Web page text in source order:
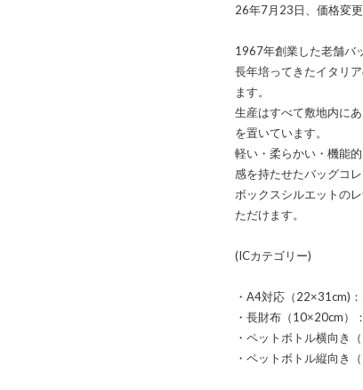
26年7月23日、価格変更
1967年創業した老舗バ
長年培ってきたイタリ
ます。
生産はすべて敷地内に
を置いています。
軽い・柔らかい・機能
感を持たせたバッグコ
ボックスシルエットの
ただけます。
(ICカテゴリー)
・A4対応（22×31cm)
・長財布（10×20cm）
・ペットボトル横向き
・ペットボトル縦向き